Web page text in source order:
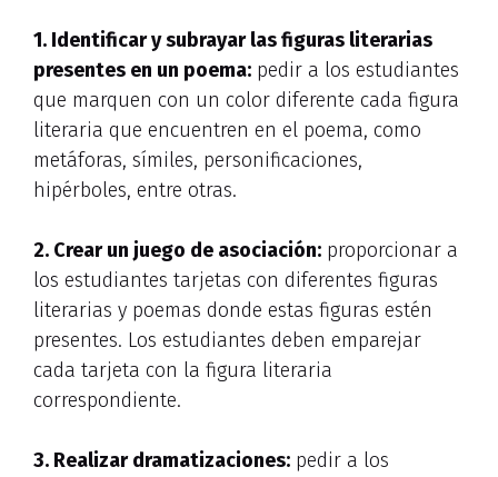
1. Identificar y subrayar lasfiguras literarias
presentes en un poema: pedir a los estudiantes
que marquen con un color diferente cada figura
literaria que encuentren en el poema, como
metáforas, símiles, personificaciones,
hipérboles, entre otras.
2. Crear un juego de asociación: proporcionar a
los estudiantes tarjetas con diferentes figuras
literarias y poemas donde estas figuras estén
presentes. Los estudiantes deben emparejar
cada tarjeta con la figura literaria
correspondiente.
3. Realizardramatizaciones: pedir a los